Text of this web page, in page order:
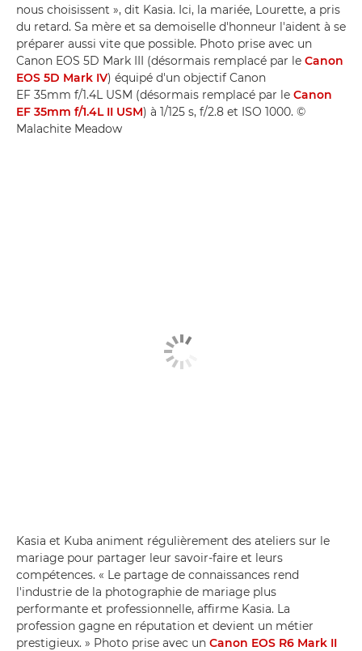
nous choisissent », dit Kasia. Ici, la mariée, Lourette, a pris
du retard. Sa mère et sa demoiselle d'honneur l'aident à se
préparer aussi vite que possible. Photo prise avec un
Canon EOS 5D Mark III (désormais remplacé par le Canon
EOS 5D Mark IV) équipé d'un objectif Canon
EF 35mm f/1.4L USM (désormais remplacé par le Canon
EF 35mm f/1.4L II USM) à 1/125 s, f/2.8 et ISO 1000. ©
Malachite Meadow
Kasia et Kuba animent régulièrement des ateliers sur le
mariage pour partager leur savoir-faire et leurs
compétences. « Le partage de connaissances rend
l'industrie de la photographie de mariage plus
performante et professionnelle, affirme Kasia. La
profession gagne en réputation et devient un métier
prestigieux. » Photo prise avec un Canon EOS R6 Mark II